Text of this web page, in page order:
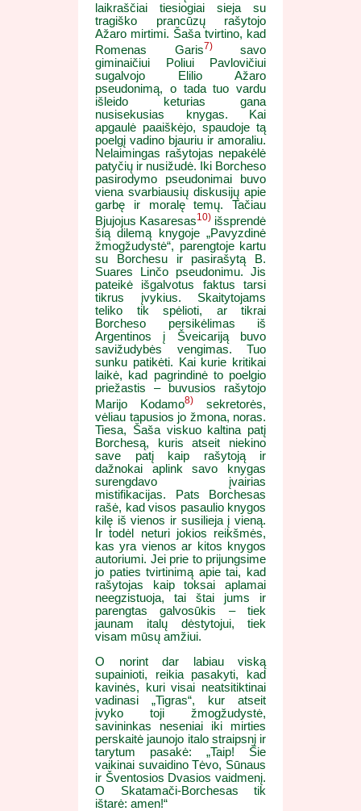
laikraščiai tiesiogiai sieja su
tragiško prancūzų rašytojo
Ažaro mirtimi. Šaša tvirtino, kad
Romenas Garis7)savo
giminaičiui Poliui Pavlovičiui
sugalvojo Elilio Ažaro
pseudonimą, o tada tuo vardu
išleido keturias gana
nusisekusias knygas. Kai
apgaulė paaiškėjo, spaudoje tą
poelgį vadino bjauriu ir amoraliu.
Nelaimingas rašytojas nepakėlė
patyčių ir nusižudė. Iki Borcheso
pasirodymo pseudonimai buvo
viena svarbiausių diskusijų apie
garbę ir moralę temų. Tačiau
Bjujojus Kasaresas10) išsprendė
šią dilemą knygoje „Pavyzdinė
žmogžudystė“, parengtoje kartu
su Borchesu ir pasirašytą B.
Suares Linčo pseudonimu. Jis
pateikė išgalvotus faktus tarsi
tikrus įvykius. Skaitytojams
teliko tik spėlioti, ar tikrai
Borcheso persikėlimas iš
Argentinos į Šveicariją buvo
savižudybės vengimas. Tuo
sunku patikėti. Kai kurie kritikai
laikė, kad pagrindinė to poelgio
priežastis – buvusios rašytojo
Marijo Kodamo8) sekretorės,
vėliau tapusios jo žmona, noras.
Tiesa, Šaša viskuo kaltina patį
Borchesą, kuris atseit niekino
save patį kaip rašytoją ir
dažnokai aplink savo knygas
surengdavo įvairias
mistifikacijas. Pats Borchesas
rašė, kad visos pasaulio knygos
kilę iš vienos ir susilieja į vieną.
Ir todėl neturi jokios reikšmės,
kas yra vienos ar kitos knygos
autoriumi. Jei prie to prijungsime
jo paties tvirtinimą apie tai, kad
rašytojas kaip toksai aplamai
neegzistuoja, tai štai jums ir
parengtas galvosūkis – tiek
jaunam italų dėstytojui, tiek
visam mūsų amžiui.
O norint dar labiau viską
supainioti, reikia pasakyti, kad
kavinės, kuri visai neatsitiktinai
vadinasi „Tigras“, kur atseit
įvyko toji žmogžudystė,
savininkas neseniai iki mirties
perskaitė jaunojo italo straipsnį ir
tarytum pasakė: „Taip! Šie
vaikinai suvaidino Tėvo, Sūnaus
ir Šventosios Dvasios vaidmenį.
O Skatamači-Borchesas tik
ištarė: amen!“